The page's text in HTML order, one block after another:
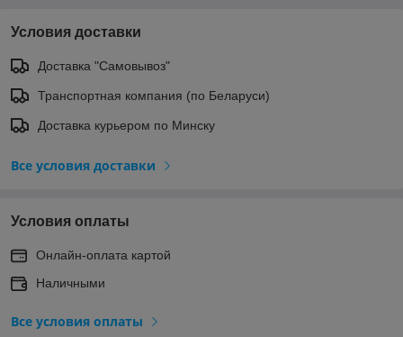
Условия доставки
Доставка "Самовывоз"
Транспортная компания (по Беларуси)
Доставка курьером по Минску
Все условия доставки
Условия оплаты
Онлайн-оплата картой
Наличными
Все условия оплаты